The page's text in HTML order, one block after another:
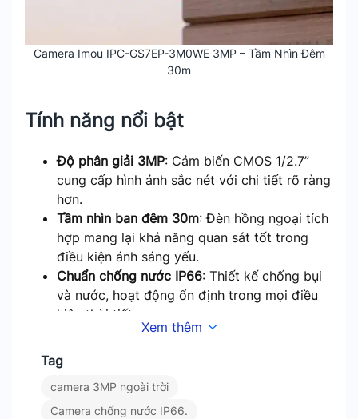
Camera Imou IPC-GS7EP-3M0WE 3MP – Tầm Nhìn Đêm
30m
Tính năng nổi bật
Độ phân giải 3MP: Cảm biến CMOS 1/2.7”
cung cấp hình ảnh sắc nét với chi tiết rõ ràng
hơn.
Tầm nhìn ban đêm 30m: Đèn hồng ngoại tích
hợp mang lại khả năng quan sát tốt trong
điều kiện ánh sáng yếu.
Chuẩn chống nước IP66: Thiết kế chống bụi
và nước, hoạt động ổn định trong mọi điều
kiện thời tiết.
Đàm thoại 2 chiều : Tích hợp micro và loa,
Phát hiện con người bằng AI
giúp nhận diện chính xác chuyển động của
con người, giảm thiểu báo động giả.
Xem thêm
Tag
camera 3MP ngoài trời
Camera chống nước IP66.